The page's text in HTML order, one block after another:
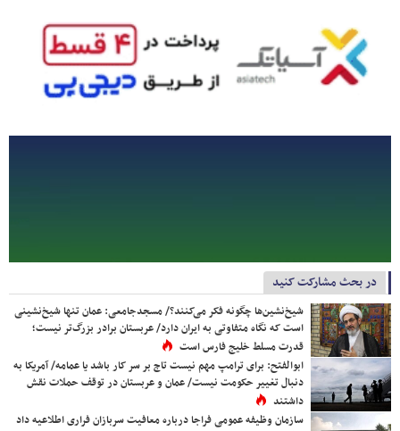
در بحث مشارکت کنید
شیخ‌نشین‌ها چگونه فکر می‌کنند؟/ مسجدجامعی: عمان تنها شیخ‌نشینی
است که نگاه متفاوتی به ایران دارد/ عربستان برادر بزرگ‌تر نیست؛
قدرت مسلط خلیج فارس است
ابوالفتح: برای ترامپ مهم نیست تاج بر سر کار باشد یا عمامه/ آمریکا به
دنبال تغییر حکومت نیست/ عمان و عربستان در توقف حملات نقش
داشتند
سازمان وظیفه عمومی فراجا درباره معافیت سربازان فراری اطلاعیه داد